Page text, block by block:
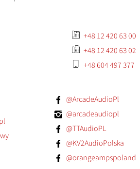
+48 12 420 63 00
+48 12 420 63 02
+48 604 497 377
@ArcadeAudioPl
@arcadeaudiopl
@TTAudioPL
@KV2AudioPolska
@orangeampspoland